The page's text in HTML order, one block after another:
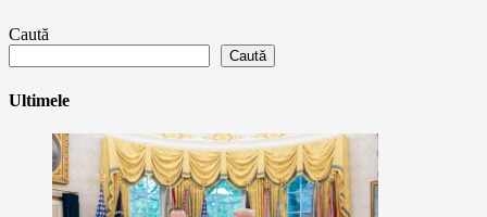
Caută
Caută
Ultimele